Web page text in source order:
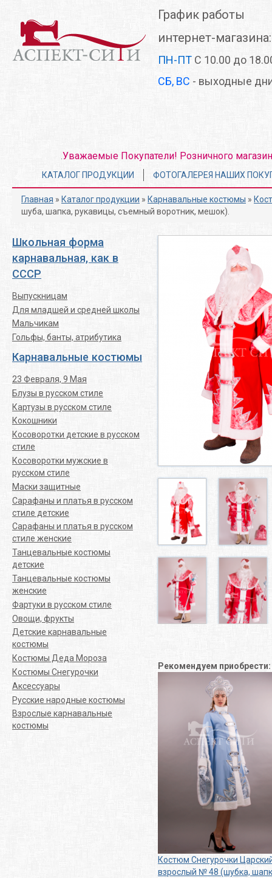
основному
содержанию
График работы
интернет-магазина:
ПН-ПТ С 10.00 до
СБ, ВС - выходные
Уважаемые Покупатели! Розничного
Главное
меню
КАТАЛОГ ПРОДУКЦИИ ФОТОГАЛЕРЕЯ НАШИХ
Главная » Каталог продукции » Карнавальные костюмы »
шуба, шапка, рукавицы, съемный воротник, мешок).
Школьная форма
карнавальная, как в
СССР
Выпускницам
Для младшей и средней школы
Мальчикам
Гольфы, банты, атрибутика
Карнавальные костюмы
23 Февраля, 9 Мая
Блузы в русском стиле
Картузы в русском стиле
Кокошники
Косоворотки детские в русском
стиле
Косоворотки мужские в
русском стиле
Маски защитные
Сарафаны и платья в русском
стиле детские
Сарафаны и платья в русском
стиле женские
Танцевальные костюмы
детские
Танцевальные костюмы
женские
Фартуки в русском стиле
Овощи, фрукты
Детские карнавальные
костюмы
Костюмы Деда Мороза
Костюмы Снегурочки
Аксессуары
Русские народные костюмы
Взрослые карнавальные
костюмы
Рекомендуем приобрести:
Костюм Снегурочки
взрослый № 48 (шубка,